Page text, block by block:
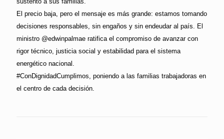
El precio baja, pero el mensaje es más grande: estamos tomando
decisiones responsables, sin engaños y sin endeudar al país. El
ministro @edwinpalmae ratifica el compromiso de avanzar con
rigor técnico, justicia social y estabilidad para el sistema
energético nacional.
#ConDignidadCumplimos, poniendo a las familias trabajadoras en
el centro de cada decisión.